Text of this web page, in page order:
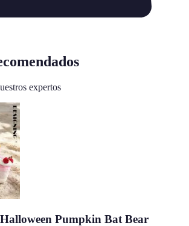
expertos
Pumpkin Bat Bear